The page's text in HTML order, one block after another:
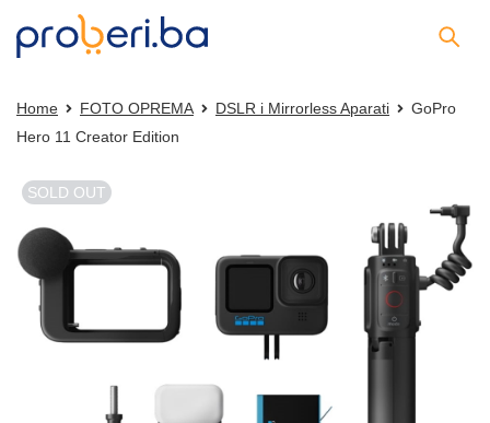
Home FOTO OPREMA DSLR i Mirrorless Aparati
GoPro
Hero 11 Creator Edition
SOLD OUT